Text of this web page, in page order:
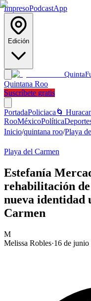
ImpresoPodcastApp
Edición
Quinta
Quintana Roo
Suscríbete gratis
PortadaPoliciaca 🌀
RooMéxicoPolítica
Inicio/quintana roo/Playa
Playa del Carmen
Estefanía
rehabilitación
nueva identidad
Carmen
M
Melissa Robles·16 de junio